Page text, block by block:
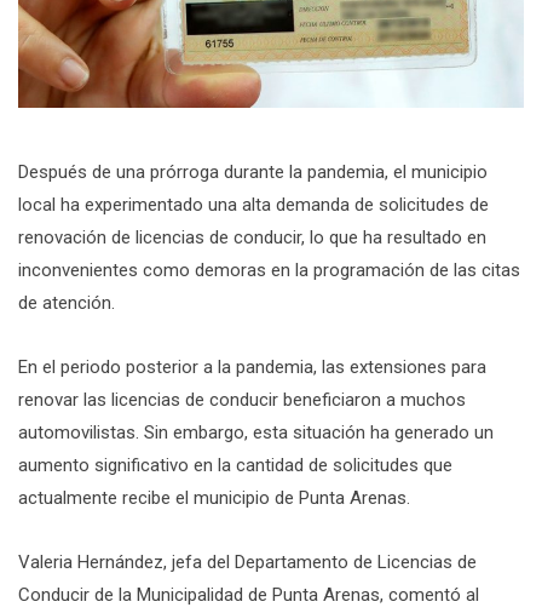
Después de una prórroga durante la pandemia, el municipio
local ha experimentado una alta demanda de solicitudes de
renovación de licencias de conducir, lo que ha resultado en
inconvenientes como demoras en la programación de las citas
de atención.
En el periodo posterior a la pandemia, las extensiones para
renovar las licencias de conducir beneficiaron a muchos
automovilistas. Sin embargo, esta situación ha generado un
aumento significativo en la cantidad de solicitudes que
actualmente recibe el municipio de Punta Arenas.
Valeria Hernández, jefa del Departamento de Licencias de
Conducir de la Municipalidad de Punta Arenas, comentó al